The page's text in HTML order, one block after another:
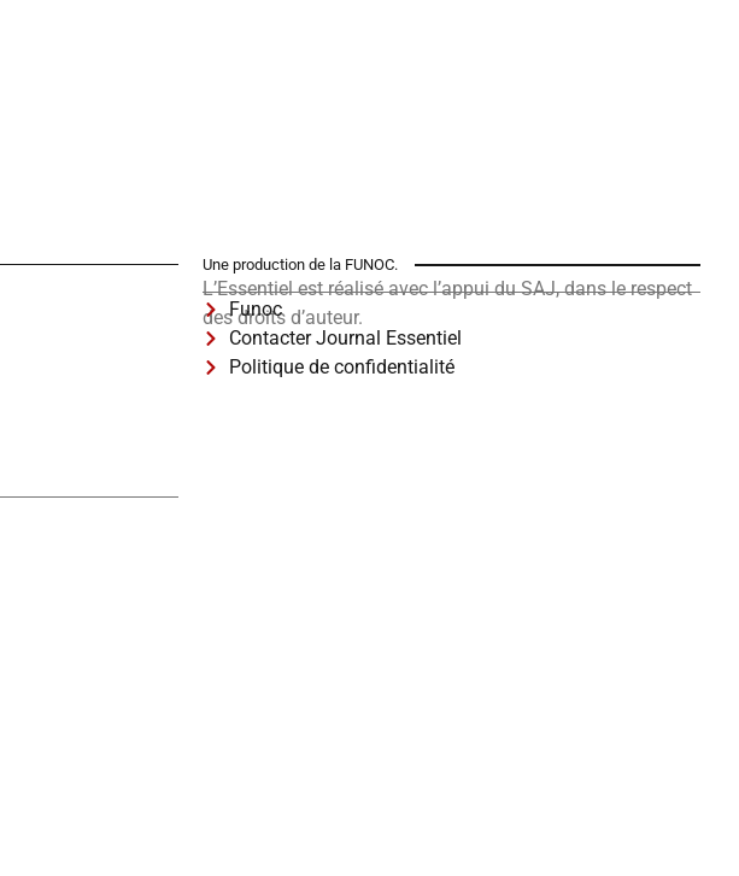
Une production de la FUNOC.
L’Essentiel est réalisé avec l’appui du SAJ, dans le respect
des droits d’auteur.
Funoc
Contacter Journal Essentiel
Politique de confidentialité